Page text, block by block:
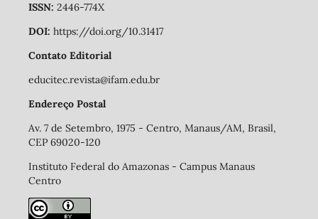
ISSN: 2446-774X
DOI: https://doi.org/10.31417
Contato Editorial
educitec.revista@ifam.edu.br
Endereço Postal
Av. 7 de Setembro, 1975 - Centro, Manaus/AM, Brasil,
CEP 69020-120
Instituto Federal do Amazonas - Campus Manaus
Centro